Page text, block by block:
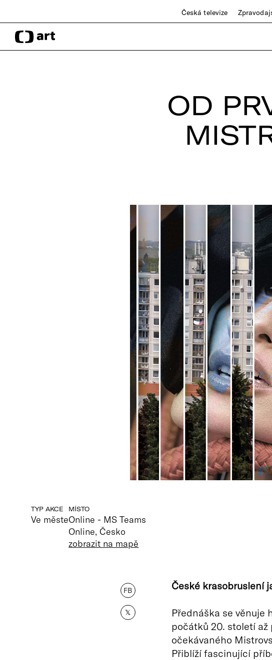
Česká televize
OD
TYP AKCE
Ve měste
MÍSTO
Online - MS Teams
Online, Česko
zobrazit na mapě
FB
𝕏
České krasobruslení
Přednáška se věnuje
počátků 20. století až
očekávaného
Přiblíží fascinující